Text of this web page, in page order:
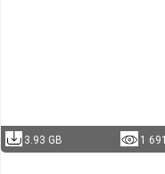
3.93 GB 1 691